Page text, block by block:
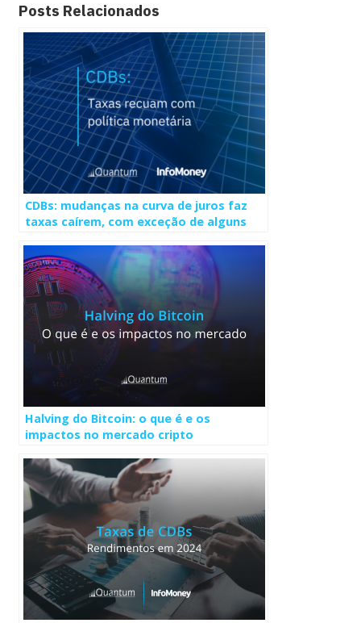
Posts Relacionados
CDBs: mudanças na curva de juros faz
taxas caírem, com exceção de alguns
Halving do Bitcoin: o que é e os
impactos no mercado cripto